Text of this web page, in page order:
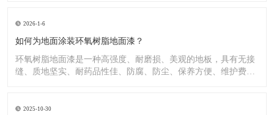
2026-1-6
如何为地面涂装环氧树脂地面漆？
环氧树脂地面漆是一种高强度、耐磨损、美观的地板，具有无接
缝、质地坚实、耐药品性佳、防腐、防尘、保养方便、维护费用
2025-10-30